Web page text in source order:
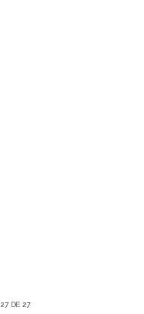
27 DE 27